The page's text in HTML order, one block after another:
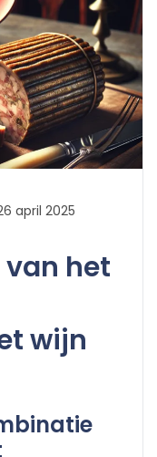
april 2025
van het
wijn